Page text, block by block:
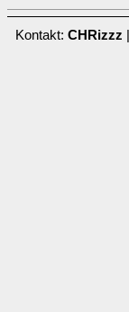
Kontakt: CHRizzz